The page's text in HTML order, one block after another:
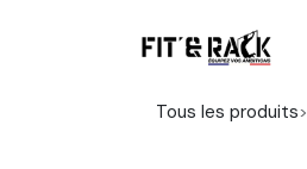
Tous les produits